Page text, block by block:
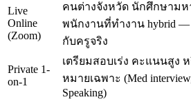
Live
Online
(Zoom)
คนต่างจังหวัด นักศึกษามห
พนักงานที่ทำงาน hybrid —
กับครูจริง
Private 1-
on-1
เตรียมสอบเร่ง คะแนนสูง
หมายเฉพาะ (Med
Speaking)